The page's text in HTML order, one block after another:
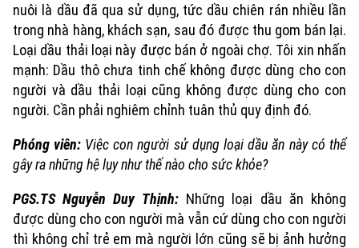
nuôi là dầu đã qua sử dụng, tức dầu chiên rán nhiều lần
trong nhà hàng, khách sạn, sau đó được thu gom bán lại.
Loại dầu thải loại này được bán ở ngoài chợ. Tôi xin nhấn
mạnh: Dầu thô chưa tinh chế không được dùng cho con
người và dầu thải loại cũng không được dùng cho con
người. Cần phải nghiêm chỉnh tuân thủ quy định đó.
Phóng viên: Việc con người sử dụng loại dầu ăn này có thể
gây ra những hệ lụy như thế nào cho sức khỏe?
PGS.TS Nguyễn Duy Thịnh: Những loại dầu ăn không
được dùng cho con người mà vẫn cứ dùng cho con người
thì không chỉ trẻ em mà người lớn cũng sẽ bị ảnh hưởng